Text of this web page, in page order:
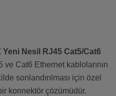
Yeni Nesil RJ45 Cat5/Cat6
ve Cat6 Ethernet kablolarının
sonlandırılması için özel
konnektör çözümüdür.